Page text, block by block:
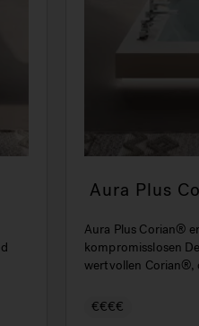
Aura Plus
Aura Plus Corian®
kompromisslosen
wertvollen Corian®,
€€€€